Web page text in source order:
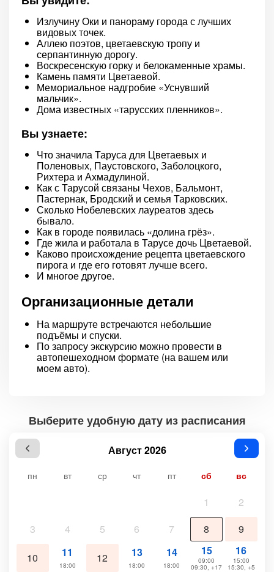
Излучину Оки и панораму города с лучших
видовых точек.
Аллею поэтов, цветаевскую тропу и
серпантинную дорогу.
Воскресенскую горку и белокаменные храмы.
Камень памяти Цветаевой.
Мемориальное надгробие «Уснувший
мальчик».
Дома известных «тарусских пленников».
Вы узнаете:
Что значила Таруса для Цветаевых и
Поленовых, Паустовского, Заболоцкого,
Рихтера и Ахмадулиной.
Как с Тарусой связаны Чехов, Бальмонт,
Пастернак, Бродский и семья Тарковских.
Сколько Нобелевских лауреатов здесь
бывало.
Как в городе появилась «долина грёз».
Где жила и работала в Тарусе дочь Цветаевой.
Каково происхождение рецепта цветаевского
пирога и где его готовят лучше всего.
И многое другое.
Организационные детали
На маршруте встречаются небольшие
подъёмы и спуски.
По запросу экскурсию можно провести в
автопешеходном формате (на вашем или
моем авто).
Выберите удобную дату из расписания
Август 2026
пн вт ср чт пт сб вс
1
2
3
4 5 6 7 8 9
10 11
18:00
12 13
18:00
14
18:00
15
09:00
09:30, +17
16
15:00
15:30, +5